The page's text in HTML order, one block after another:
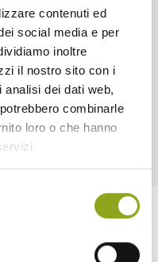
contenuti ed
social media e per
inoltre
il nostro sito con i
dei dati web,
combinarle
loro o che hanno